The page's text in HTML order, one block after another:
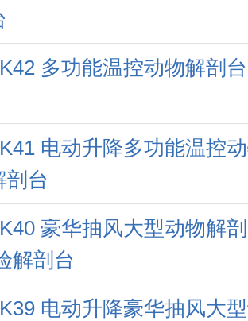
多功能温控动物解剖
电动升降多功能温控
剖台
豪华抽风大型动物解
解剖台
电动升降豪华抽风大